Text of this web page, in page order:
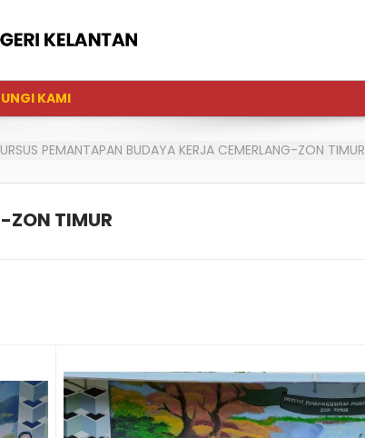
KAMI
PEMANTAPAN BUDAYA KERJA CEMERLANG-ZON TIMUR
ZON TIMUR